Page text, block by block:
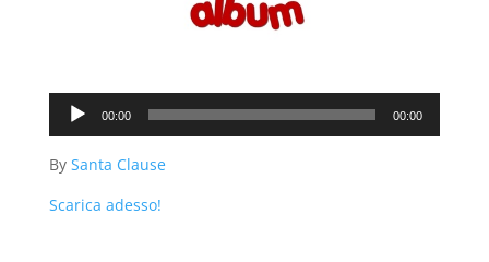
Audio
Player
00:00 00:00
By Santa Clause
Scarica adesso!